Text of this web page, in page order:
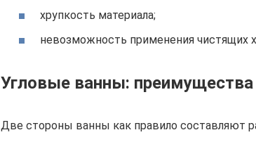
хрупкость материала;
невозможность применения чистящих
Угловые ванны: преимущества
Две стороны ванны как правило составляют